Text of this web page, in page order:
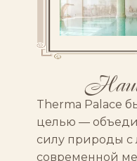
Therma Palace
целью —
силу природы
современной